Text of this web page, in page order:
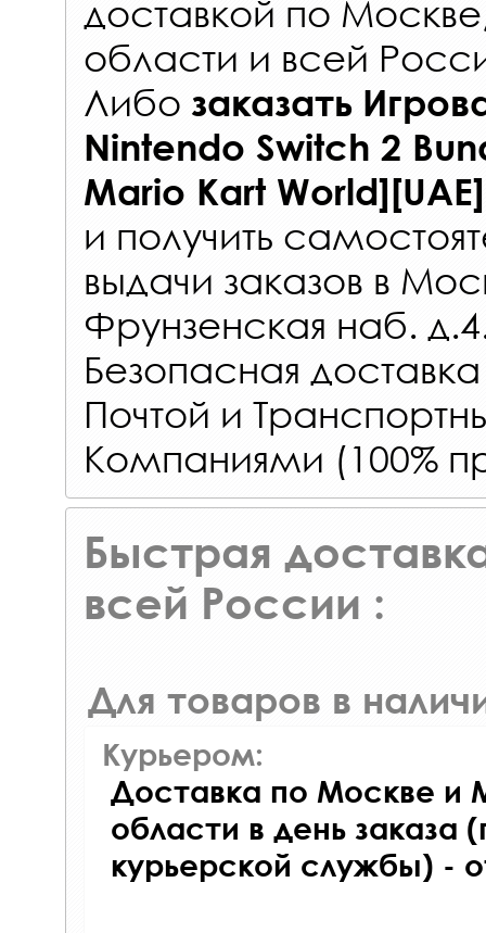
доставкой по
области и всей
Либо заказать
Nintendo Switch 2
Mario Kart World][UAE]
и получить
выдачи заказов в
Фрунзенская наб.
Безопасная
Почтой и
Компаниями (100%
Быстрая
всей России :
Для товаров в
Курьером:
Доставка по Москве и
области в день заказа
курьерской службы) -